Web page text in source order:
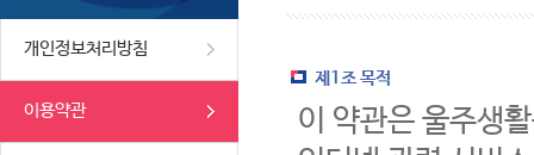
개인정보처리방침
이용약관
제1조 목적
이 약관은 울주생